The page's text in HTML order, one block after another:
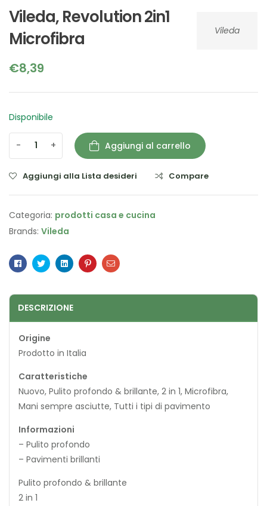
Vileda
Vileda, Revolution 2in1
Microfibra
€8,39
Disponibile
- + Aggiungi al carrello
Aggiungi alla Lista desideri Compare
Categoria: prodotti casa e cucina
Brands: Vileda
Facebook
TwitterLinkedinPinterestEmail
DESCRIZIONE
Origine
Prodotto in Italia
Caratteristiche
Nuovo, Pulito profondo & brillante, 2 in 1, Microfibra,
Mani sempre asciutte, Tutti i tipi di pavimento
Informazioni
– Pulito profondo
– Pavimenti brillanti
Pulito profondo & brillante
2 in 1